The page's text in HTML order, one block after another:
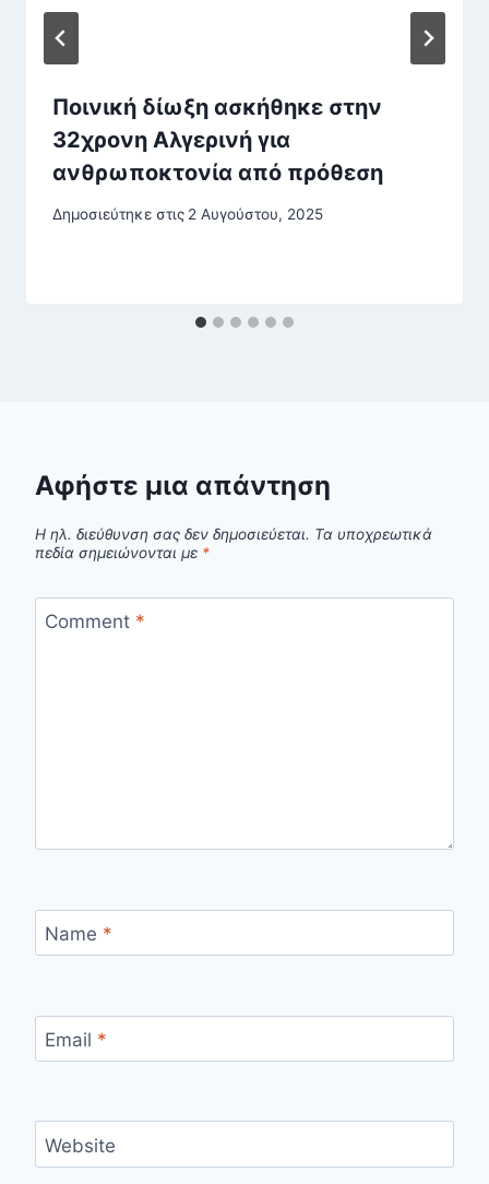
Ποινική δίωξη ασκήθηκε στην
32χρονη Αλγερινή για
ανθρωποκτονία από πρόθεση
Δημοσιεύτηκε στις 2 Αυγούστου, 2025
Αφήστε μια απάντηση
Η ηλ. διεύθυνση σας δεν δημοσιεύεται. Τα υποχρεωτικά
πεδία σημειώνονται με *
Comment *
Name *
Email *
Website